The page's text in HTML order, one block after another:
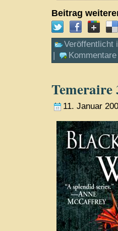
Beitrag
Veröffentlicht
Temeraire
11. Januar